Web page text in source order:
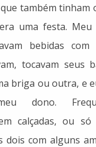
também tinham
uma festa.
bebidas
tocavam seus
briga ou outra, e
dono.
calçadas, ou
dois com alguns